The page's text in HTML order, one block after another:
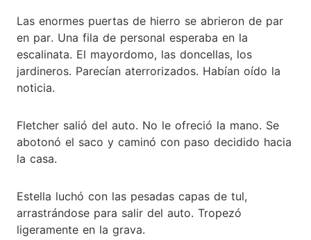
Las enormes puertas de hierro se abrieron de par
en par. Una fila de personal esperaba en la
escalinata. El mayordomo, las doncellas, los
jardineros. Parecían aterrorizados. Habían oído la
noticia.
Fletcher salió del auto. No le ofreció la mano. Se
abotonó el saco y caminó con paso decidido hacia
la casa.
Estella luchó con las pesadas capas de tul,
arrastrándose para salir del auto. Tropezó
ligeramente en la grava.